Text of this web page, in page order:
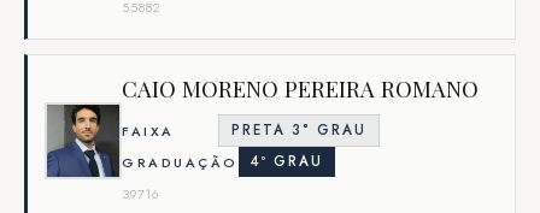
55882
CAIO MORENO PEREIRA ROMANO
FAIXA
PRETA 3° GRAU
GRADUAÇÃO
4º GRAU
39716